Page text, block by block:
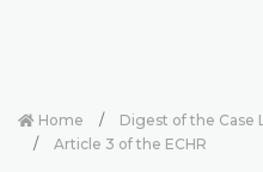
Home
Digest of the Case
Article 3 of the ECHR